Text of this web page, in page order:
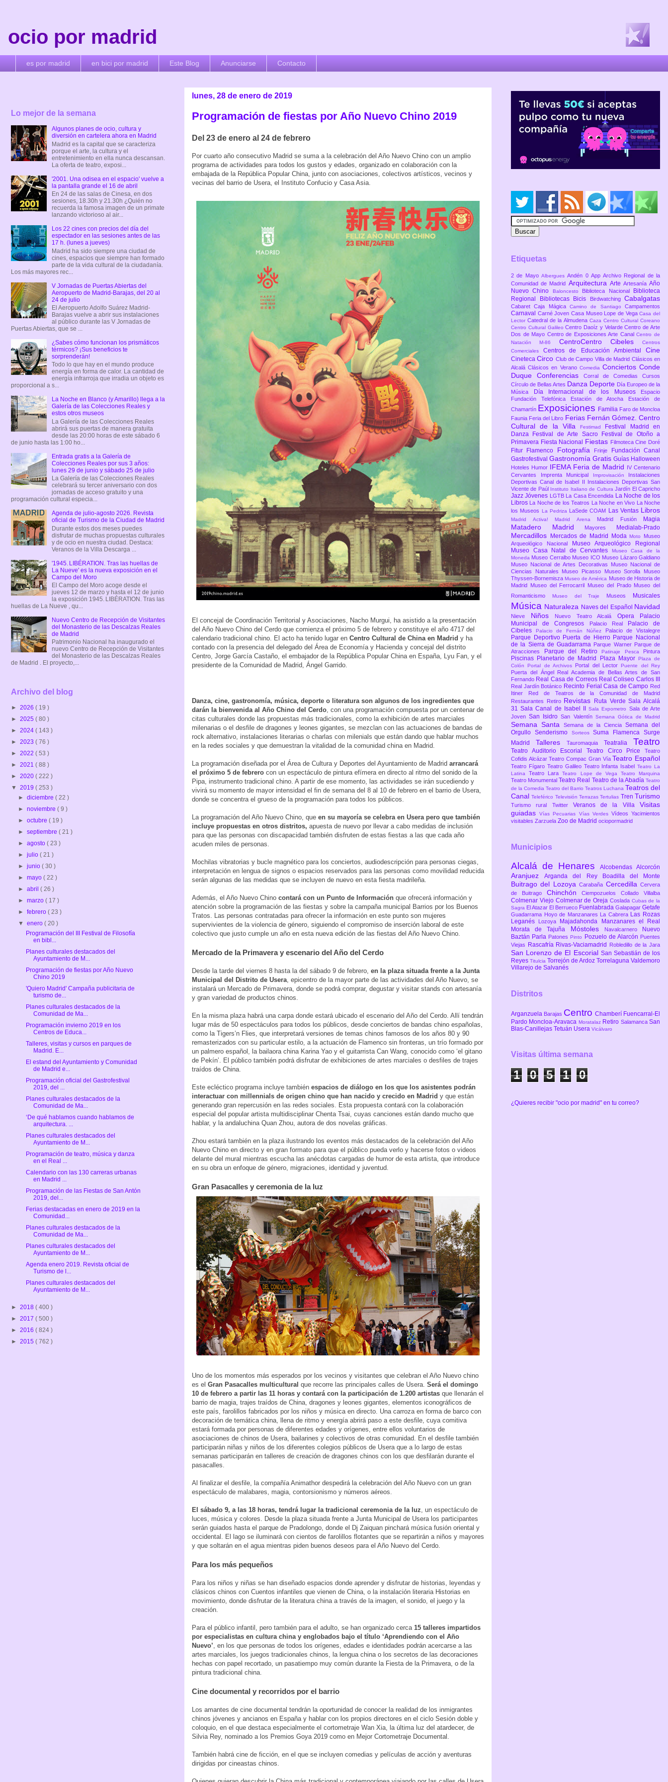
ocio por madrid
es por madrid en bici por madrid Este Blog Anunciarse Contacto
lunes, 28 de enero de 2019
Programación de fiestas por Año Nuevo Chino 2019
Del 23 de enero al 24 de febrero
Por cuarto año consecutivo Madrid se suma a la celebración del Año Nuevo Chino con un amplio
programa de actividades para todos los gustos y edades, organizado en colaboración con la
embajada de la República Popular China, junto con asociaciones, colectivos artísticos, vecinos y
vecinas del barrio de Usera, el Instituto Confucio y Casa Asia.
El concejal de Coordinación Territorial y Asociaciones, Nacho Murgui, ha asistido a la presentación
del Año Nuevo Chino del Cerdo que comienza el próximo 5 de febrero y constituye el año 4717 del
calendario tradicional chino. El acto ha tenido lugar en Centro Cultural de China en Madrid y ha
contado con la presencia del delegado del Área de Economía y Hacienda y concejal del distrito
Centro, Jorge García Castaño, el embajador de la República Popular China en España, Lyu Fan, y el
presidente de la Comunidad de Madrid, Ángel Garrido.
Danza, cine, gastronomía, música, deporte o literatura son algunos de los ingredientes que
darán la bienvenida al Año Chino del Cerdo, con una programación compuesta por un centenar de
citas culturales donde las propuestas más tradicionales, como la exhibición de artes marciales
milenarias o el desfile de dragones y leones gigantes, se mezclan con las actuaciones de bandas de
rock alternativo, instalaciones literarias o charlas con milenials que están dando que hablar muchos
en la redes sociales y que demuestran la vitalidad de la comunidad china en Madrid.
La programación diseñada por el Área de Cultura y Deportes del Ayuntamiento de Madrid arrancará
el próximo 5 de febrero con un espectáculo de pintura efímera en directo al ritmo del sonido de la
Pipa, instrumento tradicional chino. A partir de ese momento, las actividades se irán sucediendo y
vivirá su momento de mayor intensidad el fin de semana del 8 al 10 de febrero en el barrio de Usera,
donde se concentra el grueso de la programación para todos los públicos.
La programación del Año Nuevo Chino, que en su mayoría se celebra en Usera pero que también
incluye propuestas en otros distritos, apuesta de nuevo por llevar a cabo medidas de inclusión
para que las personas con discapacidad también disfruten de estas fiestas a las que cada año
acuden miles de personas.
Mochilas vibratorias y bucle magnético para los conciertos, audiodescripción para personas ciegas,
interpretación en lengua de signos o espacios reservados para las personas como movilidad reducida
serán algunas de las medidas que se incluyen de nuevo en esta fiesta madrileña.
Además, el Año Nuevo Chino contará con un Punto de Información que ofrecerá información y
atención sobre la programación de las fiestas y sobre la campaña municipal Barrios por los Buenos
Tratos. Las personas contratadas para ofrecer la información en este punto son mujeres
supervivientes de la violencia de género, siguiendo el compromiso de inserción laboral de este
colectivo que justo cumple un año en esta nueva edición de las fiestas del Año Nuevo Chino.
Mercado de la Primavera y escenario del Año del Cerdo
Desde la tarde del viernes 8 hasta la del sábado 9 de febrero, en la plaza situada frente a la Junta
Municipal del Distrito de Usera, epicentro de la mayor parte de las actividades del Año Nuevo, se
instalará un Mercado de Primavera, donde se podrá comprar, degustar y visitar stands con artesanía
y gran variedad de productos chinos.
En la misma plaza habrá una carpa donde estará ubicado el escenario del Año del Cerdo. Allí tendrán
lugar más de 50 espectáculos para todos los públicos, desde conciertos de bandas chino españolas,
como la Tigers’n Flies, que interpretará versiones de temas chinos famosos de los años 80 y 90
remasterizados con su particular estilo, a la actuación de Flamenco sin fronteras, un trío formado por
un palmero español, la bailaora china Karina Yao y el guitarrista Can Wang, conocido como ‘el gitano
de Pekín’. El público también podrá disfrutar de exhibiciones de artes marciales o desfiles de trajes
traídos de China.
Este ecléctico programa incluye también espacios de diálogo en los que los asistentes podrán
interactuar con millennials de origen chino que han nacido y crecido en Madrid y que están
generando gran repercusión en las redes sociales. Esta propuesta contará con la colaboración
especial del popular artista multidisciplinar Chenta Tsai, cuyas canciones están dando mucho que
hablar, y la andaluchina Quan Zhou, autora de dos novelas gráficas.
Zhou estará también en la plaza ilustrando los eventos más destacados de la celebración del Año
Nuevo Chino en directo y en gran formato para que el público pueda verlo y hacerse fotos o videos
delante del mural mientras escucha las anécdotas cargadas de humor de esta artista, que introduce
en su obra un enfoque de género, migraciones, identidad y juventud.
Gran Pasacalles y ceremonia de la luz
Uno de los momentos más esperados por los vecinos y visitantes que celebran el Año Nuevo chino
es el Gran Pasacalles multicultural que recorre las principales calles de Usera. Será el domingo
10 de febrero a partir las 11 horas y contará con la participación de 1.200 artistas que llenarán el
barrio de magia, trajes traídos de China, dragones y leones gigantes, elementos iconográficos de
este país, farolillos fabricados por los niños y música en directo. Una carroza en forma de barco con
decoración de temática china, llena de ritmo y energía abrirá paso a este desfile, cuya comitiva
estará formada por personas de diferentes edades y orígenes, entre ellos voluntarios de
asociaciones de chinos de Usera, bailarines y colectivos de otras comunidad. En el desfile también
participarán niñas y niños de los diferentes colegios públicos de Usera que a lo largo de estas
semanas participarán en talleres de creación de dragones chinos con los que desfilarán durante el
pasacalles.
Al finalizar el desfile, la compañía Animathor despedirá la celebración del Año Nuevo con un gran
espectáculo de malabares, magia, contorsionismo y números aéreos.
El sábado 9, a las 18 horas, tendrá lugar la tradicional ceremonia de la luz, un espectáculo de
luces, música y colores. Desde la plaza situada frente a Junta Municipal de Usera los participantes
serán guiados hasta el parque de Pradolongo, donde el Dj Zaiquan pinchará música fusión oriental y
occidental. El lago se iluminará con cientos de farolillos flotantes que se repartirán a niños y mayores
y que soltarán en el agua mientras piden buenos deseos para el Año Nuevo del Cerdo.
Para los más pequeños
Para los niños y niñas se han diseñado espacios donde aprender y disfrutar de historias, leyendas y
clásicos chinos con Cuentos infantiles que vienen de China, o la instalación literaria Historias en
movimiento, donde disfrutar de la literatura china a través de la imagen, el sonido, el juego y la
creación.
Para el público infantil, pero también para el adulto, se han organizado cerca 15 talleres impartidos
por especialistas en cultura china y englobados bajo el título ‘Aprendiendo con el Año
Nuevo’, en los que personas de todos los orígenes, edades e identidades podrán acercarse a las
artes marciales, los juegos tradicionales chinos, la lengua china o los secretos de las decoraciones
hechas con papel recortado, un pasatiempo muy común durante la Fiesta de la Primavera, o de la
pintura tradicional china.
Cine documental y recorridos por el barrio
Los amantes de cine documental tendrán la oportunidad de conocer la realidad de los inmigrantes
chinos jóvenes y ancianos en España y hablar con los propios directores en el ciclo Sesión doble y
coloquio, en el que destaca especialmente el cortometraje Wan Xia, la última luz del atardecer, de
Silvia Rey, nominado a los Premios Goya 2019 como en Mejor Cortometraje Documental.
También habrá cine de ficción, en el que se incluyen comedias y películas de acción y aventuras
dirigidas por cineastas chinos.
Lo mejor de la semana
Algunos planes de ocio, cultura y
diversión en cartelera ahora en Madrid
Madrid es la capital que se caracteriza
porque el arte, la cultura y el
entretenimiento en ella nunca descansan.
La oferta de teatro, exposi...
'2001. Una odisea en el espacio' vuelve a
la pantalla grande el 16 de abril
En 24 de las salas de Cinesa, en dos
sesiones, 18.30h y 21.30h ¿Quién no
recuerda la famosa imagen de un primate
lanzando victorioso al air...
Los 22 cines con precios del día del
espectador en las sesiones antes de las
17 h. (lunes a jueves)
Madrid ha sido siempre una ciudad de
cines, espacios que siempre han formado
parte de la vida cultural de la ciudadanía.
Los más mayores rec...
V Jornadas de Puertas Abiertas del
Aeropuerto de Madrid-Barajas, del 20 al
24 de julio
El Aeropuerto Adolfo Suárez Madrid-
Barajas vuelve a abrir sus instalaciones
al público durante las V Jornadas de
Puertas Abiertas, que se ...
¿Sabes cómo funcionan los prismáticos
térmicos? ¡Sus beneficios te
sorprenderán!
Todo lo que hay en el mundo produce
energía en forma de calor. La cantidad de
energía infrarroja que irradia un objeto es
proporcional a s...
La Noche en Blanco (y Amarillo) llega a la
Galería de las Colecciones Reales y
estos otros museos
La Galería de las Colecciones Reales
abrirá sus puertas de manera gratuita
desde las 20:00 horas de este sábado 6
de junio hasta las 1:00 ho...
Entrada gratis a la Galería de
Colecciones Reales por sus 3 años:
lunes 29 de junio y sábado 25 de julio
La Galería de las Colecciones Reales
celebrará su tercer aniversario con dos
jornadas de acceso gratuito y una
programación cultural especia...
Agenda de julio-agosto 2026. Revista
oficial de Turismo de la Ciudad de Madrid
Durante estos dos meses puedes
disfrutar de muchas propuestas culturales
y de ocio en nuestra ciudad. Destaca:
Veranos de la Villa Descarga ...
'1945. LIBÉRATION. Tras las huellas de
La Nueve' es la nueva exposición en el
Campo del Moro
El Campo del Moro acoge desde el
jueves 12 de marzo y hasta el 12 de junio
la exposición 1945. LIBÉRATION. Tras las
huellas de La Nueve , qu...
Nuevo Centro de Recepción de Visitantes
del Monasterio de las Descalzas Reales
de Madrid
Patrimonio Nacional ha inaugurado el
nuevo Centro de Recepción de Visitantes
del Monasterio de las Descalzas Reales
de Madrid . El proyecto,...
Archivo del blog
► 2026 ( 19 )
► 2025 ( 80 )
► 2024 ( 143 )
► 2023 ( 76 )
► 2022 ( 53 )
► 2021 ( 88 )
► 2020 ( 222 )
▼ 2019 ( 253 )
►diciembre( 22 )
►noviembre( 9 )
►octubre( 19 )
►septiembre( 21 )
►agosto( 23 )
►julio( 21 )
►junio( 30 )
►mayo( 22 )
►abril( 26 )
►marzo( 17 )
►febrero( 23 )
▼enero( 20 )
Programación del III Festival de Filosofía
en bibl...
Planes culturales destacados del
Ayuntamiento de M...
Programación de fiestas por Año Nuevo
Chino 2019
'Quiero Madrid' Campaña publicitaria de
turismo de...
Planes culturales destacados de la
Comunidad de Ma...
Programación invierno 2019 en los
Centros de Educa...
Talleres, visitas y cursos en parques de
Madrid. E...
El estand del Ayuntamiento y Comunidad
de Madrid e...
Programación oficial del Gastrofestival
2019, del ...
Planes culturales destacados de la
Comunidad de Ma...
‘De qué hablamos cuando hablamos de
arquitectura. ...
Planes culturales destacados del
Ayuntamiento de M...
Programación de teatro, música y danza
en el Real ...
Calendario con las 130 carreras urbanas
en Madrid ...
Programación de las Fiestas de San Antón
2019, del...
Ferias destacadas en enero de 2019 en la
Comunidad...
Planes culturales destacados de la
Comunidad de Ma...
Planes culturales destacados del
Ayuntamiento de M...
Agenda enero 2019. Revista oficial de
Turismo de l...
Planes culturales destacados del
Ayuntamiento de M...
► 2018 ( 400 )
► 2017 ( 500 )
► 2016 ( 824 )
► 2015 ( 762 )
Etiquetas
2 de Mayo AlberguesAndén 0 AppArchivo Regional de la
Comunidad de Madrid Arquitectura Arte ArtesaníaAño
Nuevo Chino
Baloncesto Biblioteca Nacional
Biblioteca
Regional
Bibliotecas Bicis Birdwatching Cabalgatas
CabaretCaja MágicaCamino de SantiagoCampamentos
Carnaval Carné JovenCasa Museo Lope de VegaCasa del
LectorCatedral de la Almudena Caza Centro Cultural Coreano
Centro Cultural GalileoCentro Daoíz y VelardeCentro de Arte
Dos de Mayo Centro de Exposiciones Arte CanalCentro de
Natación M-86 CentroCentro Cibeles
Centros
ComercialesCentros de Educación AmbientalCine
CinetecaCirco Club de Campo Villa de Madrid Clásicos en
AlcaláClásicos en Verano Comedia ConciertosConde
Duque Conferencias Corral de Comedias Cursos
Círculo de Bellas Artes Danza Deporte Día Europeo de la
Música
Día Internacional de los Museos
Espacio
Fundación Telefónica
Estación de Atocha
Estación de
Chamartín Exposiciones Familia Faro de Moncloa
Faunia Feria del Libro Ferias Fernán Gómez. Centro
Cultural de la VillaFestimad
Festival Madrid en
Danza
Festival de Arte Sacro
Festival de Otoño a
Primavera Fiesta Nacional Fiestas Filmoteca Cine Doré
Fitur Flamenco Fotografía Frinje
Fundación Canal
Gastrofestival Gastronomía Gratis Guías Halloween
Hoteles Humor IFEMA Feria de Madrid
IV Centenario
Cervantes
Imprenta Municipal Improvisación
Instalaciones
Deportivas Canal de Isabel II
Instalaciones Deportivas San
Vicente de Paúl
Instituto Italiano de CulturaJardín El Capricho
JazzJóvenes LGTB La Casa Encendida La Noche de los
Libros
La Noche de los Teatros La Noche en Vivo
La Noche
los Museos
La Pedriza LaSede COAM Las Ventas Libros
Madrid Activa! Madrid Arena Madrid Fusión Magia
Matadero Madrid Mayores Medialab-Prado
Mercadillos Mercados de Madrid ModaMoto Museo
Arqueológico Nacional
Museo Arqueológico Regional
Museo Casa Natal de Cervantes
Museo Casa de la
Moneda Museo Cerralbo Museo ICO Museo Lázaro Galdiano
Museo Nacional de Artes Decorativas Museo Nacional de
Ciencias Naturales Museo Picasso Museo Sorolla Museo
Thyssen-BornemiszaMuseo de América Museo de Historia de
Madrid
Museo del Ferrocarril Museo del Prado Museo del
Romanticismo
Museo del Traje Museos Musicales
Música Naturaleza Naves del Español Navidad
Nieve Niños Nuevo Teatro Alcalá Opera
Palacio
Municipal de Congresos
Palacio Real
Palacio de
Cibeles
Palacio de Fernán Núñez Palacio de Vistalegre
Parque Deportivo Puerta de Hierro Parque Nacional
de la Sierra de Guadarrama Parque Warner Parque de
Atracciones
Parque del Retiro Patinaje Pesca Pintura
Piscinas Planetario de Madrid Plaza Mayor
Plaza de
Colón Portal de Archivos Portal del LectorPuente del Rey
Puerta del Ángel
Real Academia de Bellas Artes de San
Fernando Real Casa de Correos Real Coliseo Carlos III
Real Jardín Botánico Recinto Ferial Casa de Campo Red
Itiner
Red de Teatros de la Comunidad de Madrid
Restaurantes
Retiro Revistas Ruta VerdeSala Alcalá
31Sala Canal de Isabel IISala Expometro Sala de Arte
JovenSan IsidroSan Valentín Semana Gótica de Madrid
Semana Santa Semana de la Ciencia Semana del
Orgullo Senderismo SorteosSuma FlamencaSurge
Madrid Talleres Tauromaquia Teatralia Teatro
Teatro Auditorio Escorial Teatro Circo Price Teatro
Cofidis AlcázarTeatro Compac Gran Vía Teatro Español
Teatro Fígaro Teatro Galileo Teatro Infanta IsabelTeatro La
Latina Teatro LaraTeatro Lope de Vega Teatro Marquina
Teatro Monumental Teatro Real Teatro de la Abadía Teatro
de la Comedia Teatro del Barrio Teatros Luchana Teatros del
CanalTeleférico TelevisiónTerrazasTertulias Tren Turismo
Turismo rural Twitter Veranos de la VillaVisitas
guiadasVías Pecuarias Vías Verdes VídeosYacimientos
visitables Zarzuela Zoo de Madrid ociopormadrid
Municipios
Alcalá de Henares Alcobendas Alcorcón
AranjuezArganda del Rey Boadilla del Monte
Buitrago del LozoyaCarabaña CercedillaCervera
de Buitrago ChinchónCiempozuelosCollado Villalba
Colmenar Viejo Colmenar de Oreja Coslada Cubas de la
Sagra El Atazar El Berrueco Fuenlabrada Galapagar Getafe
Guadarrama Hoyo de Manzanares La Cabrera Las Rozas
Leganés
Lozoya Majadahonda
Manzanares el Real
Morata de Tajuña Móstoles Navalcarnero
Nuevo
Baztán Parla PatonesPinto Pozuelo de Alarcón Puentes
Viejas
Rascafría Rivas-Vaciamadrid Robledillo de la Jara
San Lorenzo de El Escorial San Sebastián de los
Reyes Titulcia Torrejón de Ardoz Torrelaguna Valdemoro
Villarejo de Salvanés
Distritos
Arganzuela Barajas Centro Chamberí Fuencarral-El
Pardo Moncloa-Aravaca Moratalaz Retiro SalamancaSan
Blas-Canillejas Tetuán Usera Vicálvaro
Visitas última semana
1 0 5 1 0
¿Quieres recibir "ocio por madrid" en tu correo?